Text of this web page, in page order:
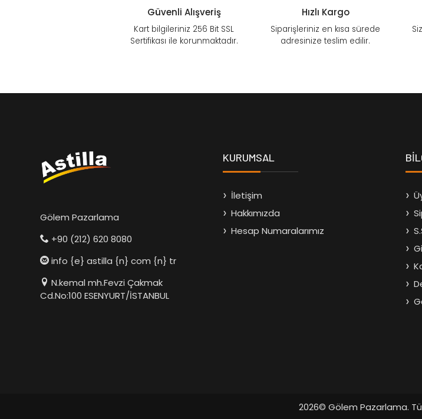
Güvenli Alışveriş
Kart bilgileriniz 256 Bit SSL
Sertifikası ile korunmaktadır.
Hızlı Kargo
Siparişleriniz en kısa sürede
adresinize teslim edilir.
Gölem Pazarlama
+90 (212) 620 8080
info {e} astilla {n} com {n} tr
N.kemal mh.Fevzi Çakmak
Cd.No:100 ESENYURT/İSTANBUL
KURUMSAL
İletişim
Hakkımızda
Hesap Numaralarımız
2026© Gölem Pazarlama.